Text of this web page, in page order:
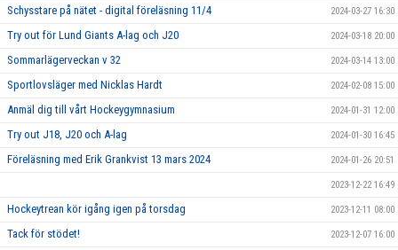
Schysstare på nätet - digital föreläsning 11/4 2024-03-27 16:30
Try out för Lund Giants A-lag och J20 2024-03-18 20:00
Sommarlägerveckan v 32 2024-03-14 13:00
Sportlovsläger med Nicklas Hardt 2024-02-08 15:00
Anmäl dig till vårt Hockeygymnasium 2024-01-31 12:00
Try out J18, J20 och A-lag 2024-01-30 16:45
Föreläsning med Erik Grankvist 13 mars 2024 2024-01-26 20:51
2023-12-22 16:49
Hockeytrean kör igång igen på torsdag 2023-12-11 08:00
Tack för stödet! 2023-12-07 16:00